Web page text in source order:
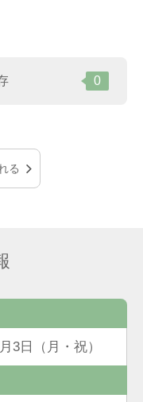
0
る
3日（月・祝）